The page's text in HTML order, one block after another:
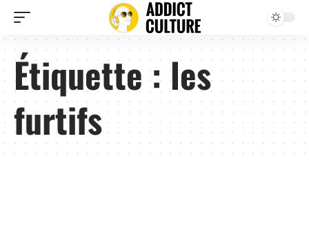
Étiquette :les
furtifs